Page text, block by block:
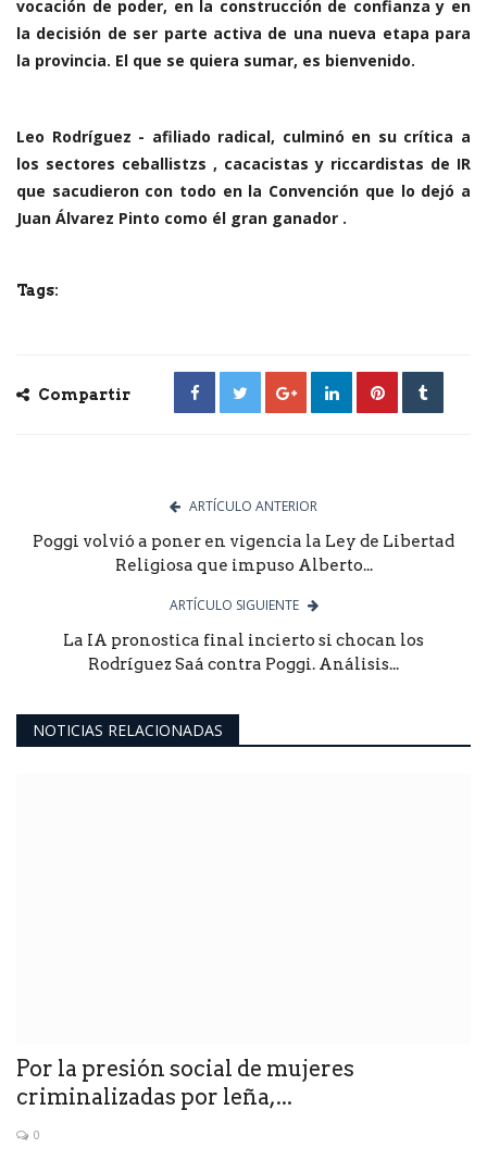
vocación de poder, en la construcción de confianza y en
la decisión de ser parte activa de una nueva etapa para
la provincia. El que se quiera sumar, es bienvenido.
Leo Rodríguez - afiliado radical, culminó en su crítica a
los sectores ceballistzs , cacacistas y riccardistas de IR
que sacudieron con todo en la Convención que lo dejó a
Juan Álvarez Pinto como él gran ganador .
Tags:
Compartir
ARTÍCULO ANTERIOR
Poggi volvió a poner en vigencia la Ley de Libertad
Religiosa que impuso Alberto...
ARTÍCULO SIGUIENTE
La IA pronostica final incierto si chocan los
Rodríguez Saá contra Poggi. Análisis...
NOTICIAS RELACIONADAS
Por la presión social de mujeres
criminalizadas por leña,...
0